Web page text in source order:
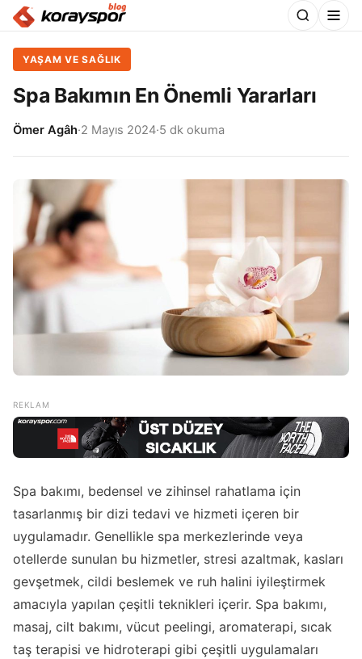
YAŞAM VE SAĞLIK
Spa Bakımın En Önemli Yararları
Ömer Agâh·2 Mayıs 2024·5 dk okuma
Spa bakımı, bedensel ve zihinsel rahatlama için
tasarlanmış bir dizi tedavi ve hizmeti içeren bir
uygulamadır. Genellikle spa merkezlerinde veya
otellerde sunulan bu hizmetler, stresi azaltmak, kasları
gevşetmek, cildi beslemek ve ruh halini iyileştirmek
amacıyla yapılan çeşitli teknikleri içerir. Spa bakımı,
masaj, cilt bakımı, vücut peelingi, aromaterapi, sıcak
taş terapisi ve hidroterapi gibi çeşitli uygulamaları